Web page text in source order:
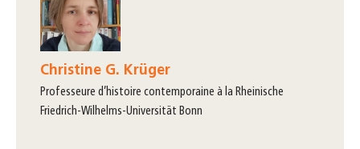
Christine G. Krüger
professeure d’histoire contemporaine à la Rheinische
Friedrich-Wilhelms-Universität Bonn